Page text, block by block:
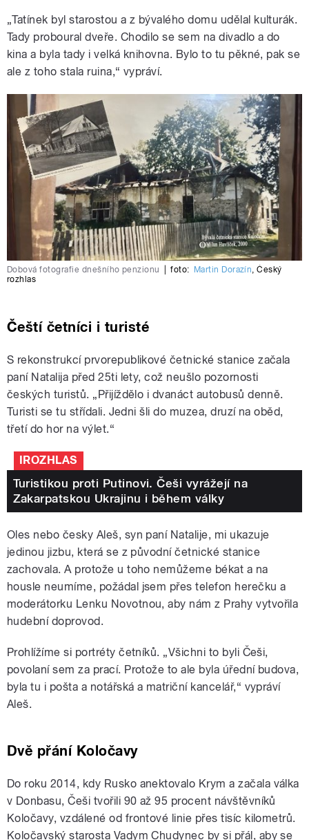
„Tatínek byl starostou a z bývalého domu udělal kulturák.
Tady proboural dveře. Chodilo se sem na divadlo a do
kina a byla tady i velká knihovna. Bylo to tu pěkné, pak se
ale z toho stala ruina,“ vypráví.
Dobová fotografie dnešního penzionu foto: Martin Dorazín,Český
rozhlas
Čeští četníci i turisté
S rekonstrukcí prvorepublikové četnické stanice začala
paní Natalija před 25ti lety, což neušlo pozornosti
českých turistů. „Přijíždělo i dvanáct autobusů denně.
Turisti se tu střídali. Jedni šli do muzea, druzí na oběd,
třetí do hor na výlet.“
IROZHLAS
Turistikou proti Putinovi. Češi vyrážejí na
Zakarpatskou Ukrajinu i během války
Oles nebo česky Aleš, syn paní Natalije, mi ukazuje
jedinou jizbu, která se z původní četnické stanice
zachovala. A protože u toho nemůžeme békat a na
housle neumíme, požádal jsem přes telefon herečku a
moderátorku Lenku Novotnou, aby nám z Prahy vytvořila
hudební doprovod.
Prohlížíme si portréty četníků. „Všichni to byli Češi,
povolaní sem za prací. Protože to ale byla úřední budova,
byla tu i pošta a notářská a matriční kancelář,“ vypráví
Aleš.
Dvě přání Koločavy
Do roku 2014, kdy Rusko anektovalo Krym a začala válka
v Donbasu, Češi tvořili 90 až 95 procent návštěvníků
Koločavy, vzdálené od frontové linie přes tisíc kilometrů.
Koločavský starosta Vadym Chudynec by si přál, aby se